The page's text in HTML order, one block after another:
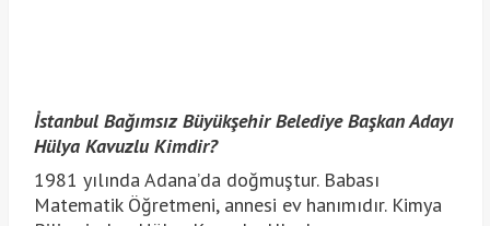
İstanbul Bağımsız Büyükşehir Belediye Başkan Adayı
Hülya Kavuzlu Kimdir?
1981 yılında Adana’da doğmuştur. Babası
Matematik Öğretmeni, annesi ev hanımıdır. Kimya